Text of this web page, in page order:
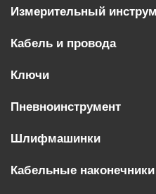
Измерительный
Кабель и провода
Ключи
Пневноинструмент
Шлифмашинки
Кабельные